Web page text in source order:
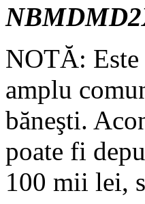
NOTĂ: Este
amplu
băneşti.
poate fi
100 mii lei,